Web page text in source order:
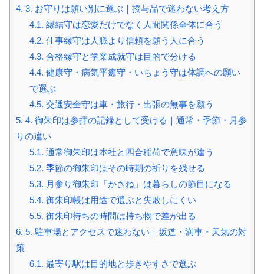
4. 3. お守りは願い別に選ぶ｜授与品で迷わない考え方
4.1. 縁結守は恋愛だけでなく人間関係全体に合う
4.2. 仕事縁守は人脈より信頼を願う人に合う
4.3. 合格縁守と学業成就守は目的で分ける
4.4. 健康守・病気平癒守・いちょう守は体調への願い
で選ぶ
4.5. 交通安全守は車・旅行・出張の無事を願う
5. 4. 御朱印は参拝の記録として受ける｜通常・季節・月参
りの違い
5.1. 通常御朱印は本社と四合稲荷で意味が違う
5.2. 季節の御朱印はその時期の祈りを残せる
5.3. 月参り御朱印「かさね」は暮らしの節目になる
5.4. 御朱印帳は用途で選ぶと失敗しにくい
5.5. 御朱印待ちの時間は持ち物で差が出る
6. 5. 駐車場とアクセスで迷わない｜坂道・満車・天気の対
策
6.1. 最寄り駅は目的地と歩きやすさで選ぶ